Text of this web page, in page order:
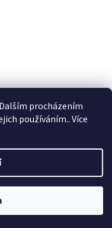
procházením
používáním.. Více
práva vyhrazena.